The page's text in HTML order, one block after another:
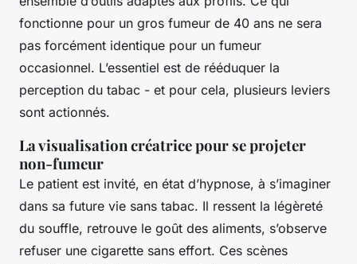
fonctionne pour un gros fumeur de 40 ans ne sera
pas forcément identique pour un fumeur
occasionnel. L’essentiel est de rééduquer la
perception du tabac - et pour cela, plusieurs leviers
sont actionnés.
La visualisation créatrice pour se projeter
non-fumeur
Le patient est invité, en état d’hypnose, à s’imaginer
dans sa future vie sans tabac. Il ressent la légèreté
du souffle, retrouve le goût des aliments, s’observe
refuser une cigarette sans effort. Ces scènes